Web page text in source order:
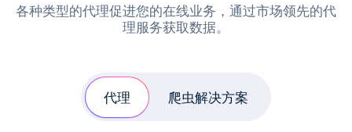
各种类型的代理促进您的在线业务，通过市场领先的代
理服务获取数据。
代理 爬虫解决方案